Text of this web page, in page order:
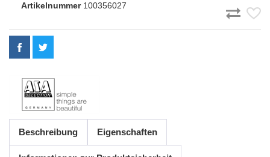
Artikelnummer100356027
Beschreibung Eigenschaften